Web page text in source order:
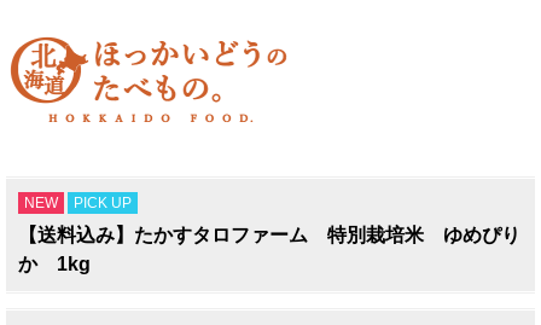
NEW PICK UP
【送料込み】たかすタロファーム 特別栽培米 ゆめぴり
か 1kg